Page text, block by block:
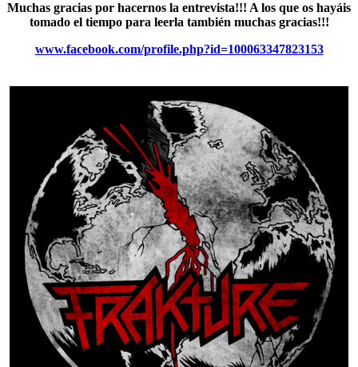
Muchas gracias por hacernos la entrevista!!! A los que os hayáis
tomado el tiempo para leerla también muchas gracias!!!
www.facebook.com/profile.php?id=100063347823153